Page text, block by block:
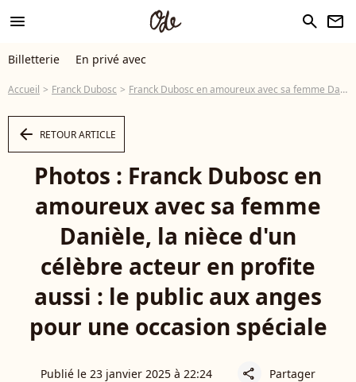
menu search newsletter
Billetterie En privé avec
Accueil Franck Dubosc Franck Dubosc en amoureux avec sa femme Danièle, la nièce d'un célèbre acteur en profite aussi : le public aux anges pour une occasion spéciale
arrow_left RETOUR ARTICLE
Photos : Franck Dubosc en
amoureux avec sa femme
Danièle, la nièce d'un
célèbre acteur en profite
aussi : le public aux anges
pour une occasion spéciale
Publié le 23 janvier 2025 à 22:24 share Partager